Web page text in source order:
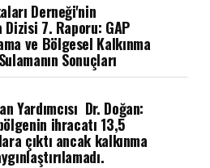
Derneği'nin
Dizisi 7. Raporu: GAP
ve Bölgesel Kalkınma
Sonuçları
Yardımcısı Dr. Doğan:
ihracatı 13,5
çıktı ancak kalkınma